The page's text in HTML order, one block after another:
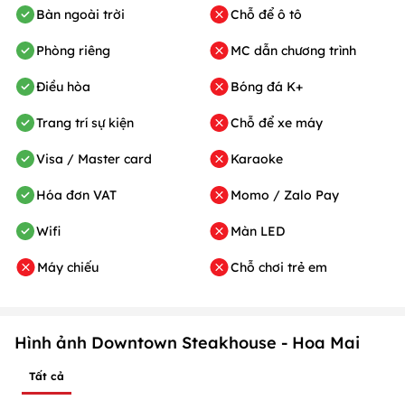
Bàn ngoài trời
Phòng riêng
Điều hòa
Trang trí sự kiện
Visa / Master card
Hóa đơn VAT
Wifi
Máy chiếu
Chỗ để ô tô
MC dẫn chương trình
Bóng đá K+
Chỗ để xe máy
Karaoke
Momo / Zalo Pay
Màn LED
Chỗ chơi trẻ em
Hình ảnh Downtown Steakhouse - Hoa Mai
Tất cả